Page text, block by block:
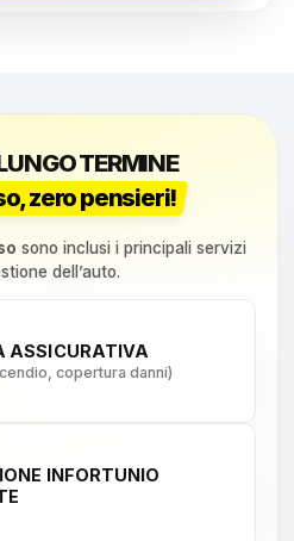
TERMINE
zero pensieri!
sono inclusi i principali servizi
dell’auto.
ASSICURATIVA
copertura danni)
INFORTUNIO